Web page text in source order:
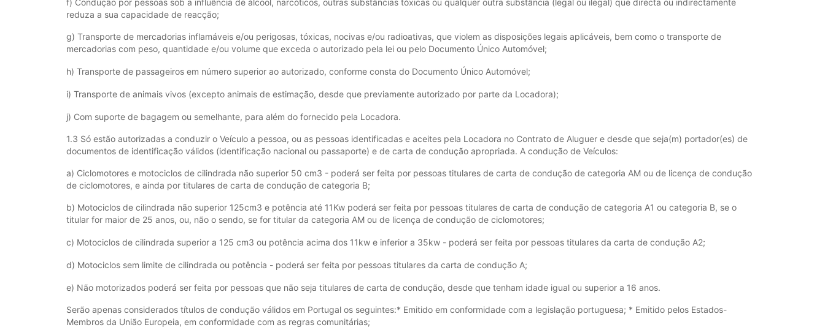
f) Condução por pessoas sob a influência de álcool, narcóticos, outras substâncias tóxicas ou qualquer outra substância (legal ou ilegal) que directa ou indirectamente
reduza a sua capacidade de reacção;
g) Transporte de mercadorias inflamáveis e/ou perigosas, tóxicas, nocivas e/ou radioativas, que violem as disposições legais aplicáveis, bem como o transporte de
mercadorias com peso, quantidade e/ou volume que exceda o autorizado pela lei ou pelo Documento Único Automóvel;
h) Transporte de passageiros em número superior ao autorizado, conforme consta do Documento Único Automóvel;
i) Transporte de animais vivos (excepto animais de estimação, desde que previamente autorizado por parte da Locadora);
j) Com suporte de bagagem ou semelhante, para além do fornecido pela Locadora.
1.3 Só estão autorizadas a conduzir o Veículo a pessoa, ou as pessoas identificadas e aceites pela Locadora no Contrato de Aluguer e desde que seja(m) portador(es) de
documentos de identificação válidos (identificação nacional ou passaporte) e de carta de condução apropriada. A condução de Veículos:
a) Ciclomotores e motociclos de cilindrada não superior 50 cm3 - poderá ser feita por pessoas titulares de carta de condução de categoria AM ou de licença de condução
de ciclomotores, e ainda por titulares de carta de condução de categoria B;
b) Motociclos de cilindrada não superior 125cm3 e potência até 11Kw poderá ser feita por pessoas titulares de carta de condução de categoria A1 ou categoria B, se o
titular for maior de 25 anos, ou, não o sendo, se for titular da categoria AM ou de licença de condução de ciclomotores;
c) Motociclos de cilindrada superior a 125 cm3 ou potência acima dos 11kw e inferior a 35kw - poderá ser feita por pessoas titulares da carta de condução A2;
d) Motociclos sem limite de cilindrada ou potência - poderá ser feita por pessoas titulares da carta de condução A;
e) Não motorizados poderá ser feita por pessoas que não seja titulares de carta de condução, desde que tenham idade igual ou superior a 16 anos.
Serão apenas considerados títulos de condução válidos em Portugal os seguintes:* Emitido em conformidade com a legislação portuguesa; * Emitido pelos Estados-
Membros da União Europeia, em conformidade com as regras comunitárias;